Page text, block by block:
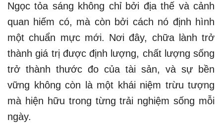
Ngọc tỏa sáng không chỉ bởi địa thế và cảnh
quan hiếm có, mà còn bởi cách nó định hình
một chuẩn mực mới. Nơi đây, chữa lành trở
thành giá trị được định lượng, chất lượng sống
trở thành thước đo của tài sản, và sự bền
vững không còn là một khái niệm trừu tượng
mà hiện hữu trong từng trải nghiệm sống mỗi
ngày.